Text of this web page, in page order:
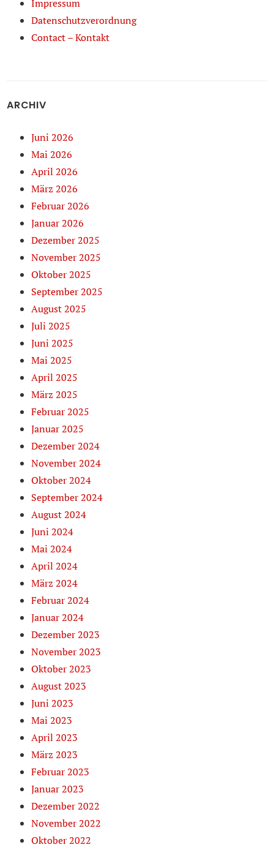
Impressum
Datenschutzverordnung
Contact – Kontakt
ARCHIV
Juni 2026
Mai 2026
April 2026
März 2026
Februar 2026
Januar 2026
Dezember 2025
November 2025
Oktober 2025
September 2025
August 2025
Juli 2025
Juni 2025
Mai 2025
April 2025
März 2025
Februar 2025
Januar 2025
Dezember 2024
November 2024
Oktober 2024
September 2024
August 2024
Juni 2024
Mai 2024
April 2024
März 2024
Februar 2024
Januar 2024
Dezember 2023
November 2023
Oktober 2023
August 2023
Juni 2023
Mai 2023
April 2023
März 2023
Februar 2023
Januar 2023
Dezember 2022
November 2022
Oktober 2022